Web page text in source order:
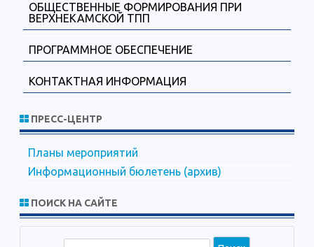
ОБЩЕСТВЕННЫЕ ФОРМИРОВАНИЯ ПРИ
ВЕРХНЕКАМСКОЙ ТПП
ПРОГРАММНОЕ ОБЕСПЕЧЕНИЕ
КОНТАКТНАЯ ИНФОРМАЦИЯ
ПРЕСС-ЦЕНТР
Планы мероприятий
Информационный бюлетень (архив)
ПОИСК НА САЙТЕ